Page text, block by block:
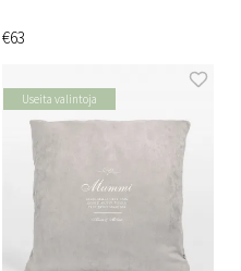
€63
Useita valintoja